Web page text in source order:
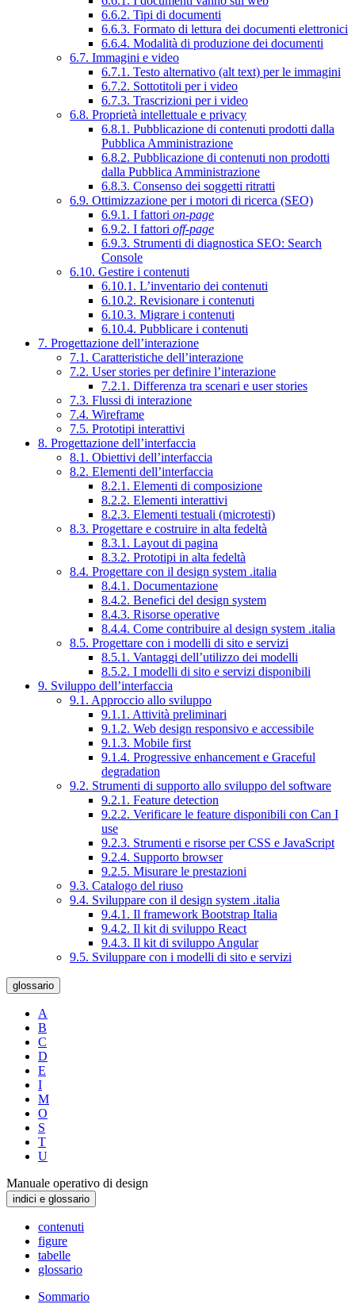
6.6.2. Tipi di documenti
6.6.3. Formato di lettura dei documenti elettronici
6.6.4. Modalità di produzione dei documenti
6.7. Immagini e video
6.7.1. Testo alternativo (alt text) per le immagini
6.7.2. Sottotitoli per i video
6.7.3. Trascrizioni per i video
6.8. Proprietà intellettuale e privacy
6.8.1. Pubblicazione di contenuti prodotti dalla
Pubblica Amministrazione
6.8.2. Pubblicazione di contenuti non prodotti
dalla Pubblica Amministrazione
6.8.3. Consenso dei soggetti ritratti
6.9. Ottimizzazione per i motori di ricerca (SEO)
6.9.1. I fattori on-page
6.9.2. I fattori off-page
6.9.3. Strumenti di diagnostica SEO: Search
Console
6.10. Gestire i contenuti
6.10.1. L’inventario dei contenuti
6.10.2. Revisionare i contenuti
6.10.3. Migrare i contenuti
6.10.4. Pubblicare i contenuti
7. Progettazione dell’interazione
7.1. Caratteristiche dell’interazione
7.2. User stories per definire l’interazione
7.2.1. Differenza tra scenari e user stories
7.3. Flussi di interazione
7.4. Wireframe
7.5. Prototipi interattivi
8. Progettazione dell’interfaccia
8.1. Obiettivi dell’interfaccia
8.2. Elementi dell’interfaccia
8.2.1. Elementi di composizione
8.2.2. Elementi interattivi
8.2.3. Elementi testuali (microtesti)
8.3. Progettare e costruire in alta fedeltà
8.3.1. Layout di pagina
8.3.2. Prototipi in alta fedeltà
8.4. Progettare con il design system .italia
8.4.1. Documentazione
8.4.2. Benefici del design system
8.4.3. Risorse operative
8.4.4. Come contribuire al design system .italia
8.5. Progettare con i modelli di sito e servizi
8.5.1. Vantaggi dell’utilizzo dei modelli
8.5.2. I modelli di sito e servizi disponibili
9. Sviluppo dell’interfaccia
9.1. Approccio allo sviluppo
9.1.1. Attività preliminari
9.1.2. Web design responsivo e accessibile
9.1.3. Mobile first
9.1.4. Progressive enhancement e Graceful
degradation
9.2. Strumenti di supporto allo sviluppo del software
9.2.1. Feature detection
9.2.2. Verificare le feature disponibili con Can I
use
9.2.3. Strumenti e risorse per CSS e JavaScript
9.2.4. Supporto browser
9.2.5. Misurare le prestazioni
9.3. Catalogo del riuso
9.4. Sviluppare con il design system .italia
9.4.1. Il framework Bootstrap Italia
9.4.2. Il kit di sviluppo React
9.4.3. Il kit di sviluppo Angular
9.5. Sviluppare con i modelli di sito e servizi
glossario
A
B
C
D
E
I
M
O
S
T
U
Manuale operativo di design
indici e glossario
contenuti
figure
tabelle
glossario
Sommario